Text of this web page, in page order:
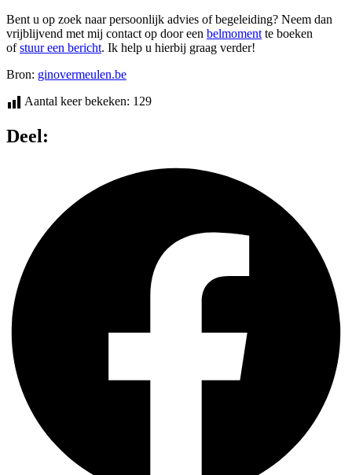
Bent u op zoek naar persoonlijk advies of begeleiding? Neem dan
vrijblijvend met mij contact op door een belmoment te boeken
ofstuur een bericht. Ik help u hierbij graag verder!
Bron: ginovermeulen.be
Aantal keer bekeken: 129
Deel: